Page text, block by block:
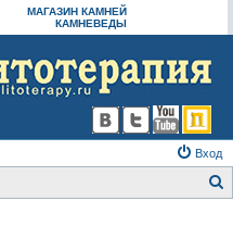
МАГАЗИН КАМНЕЙ
КАМНЕВЕДЫ
Вход